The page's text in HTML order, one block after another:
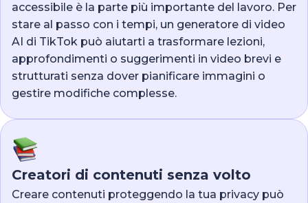
accessibile è la parte più importante del lavoro. Per
stare al passo con i tempi, un generatore di video
AI di TikTok può aiutarti a trasformare lezioni,
approfondimenti o suggerimenti in video brevi e
strutturati senza dover pianificare immagini o
gestire modifiche complesse.
Creatori di contenuti senza volto
Creare contenuti proteggendo la tua privacy può